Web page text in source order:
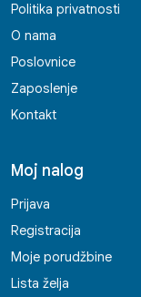
Politika privatnosti
O nama
Poslovnice
Zaposlenje
Kontakt
Moj nalog
Prijava
Registracija
Moje porudžbine
Lista želja